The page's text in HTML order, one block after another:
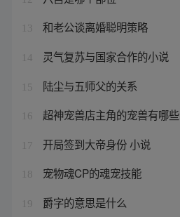
13 和老公谈离婚聪明策略
14 灵气复苏与国家合作的小说
15 陆尘与五师父的关系
16 超神宠兽店主角的宠兽有哪些
17 开局签到大帝身份 小说
18 宠物魂CP的魂宠技能
19 爵字的意思是什么